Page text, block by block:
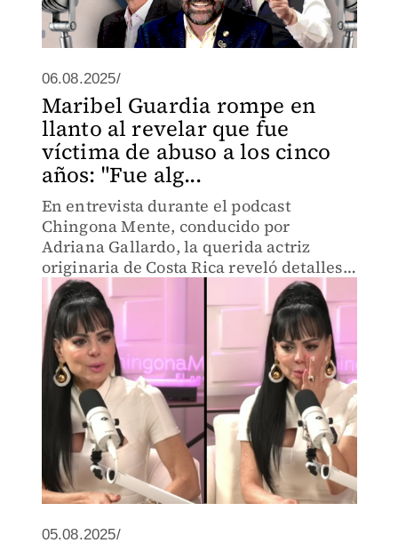
06.08.2025/
Maribel Guardia rompe en
llanto al revelar que fue
víctima de abuso a los cinco
años: "Fue alg...
En entrevista durante el podcast
Chingona Mente, conducido por
Adriana Gallardo, la querida actriz
originaria de Costa Rica reveló detalles
de su infancia que la marcaron
dolorosamente.
05.08.2025/